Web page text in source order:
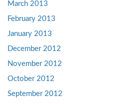
March 2013
February 2013
January 2013
December 2012
November 2012
October 2012
September 2012